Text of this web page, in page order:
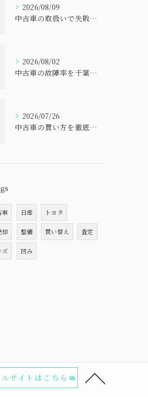
2026/08/09
中古車の取扱いで失敗しないための選び方と安心して購入するポイント解説
2026/08/02
中古車の故障率を千葉県で比べて安全に選ぶ実践ポイント
2026/07/26
中古車の買い方を徹底解説 初心者でも失敗しない選び方と安心購入ガイド
車 日産 トヨタ
却 整備 買い替え 査定
ズ 凹み
サイトはこちら